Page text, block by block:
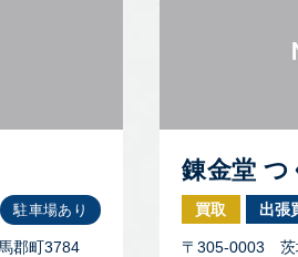
駐車場あり
郡町3784
錬金堂 つ
買取 出張
〒305-0003 茨